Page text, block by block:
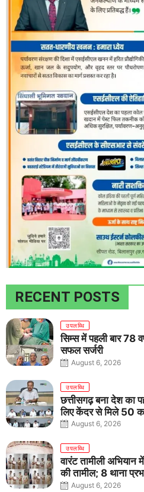
RECENT POSTS
उपलब्धि
सिम्स में पहली बार 78
सफल सर्जरी
August 6, 2026
उपलब्धि
छत्तीसगढ़ बना देश का
लिए केंद्र से मिले 50
August 6, 2026
उपलब्धि
वारंट तामीली अभियान
की तामील; 8 थाना
August 6, 2026